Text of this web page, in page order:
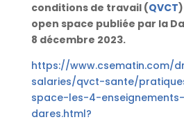
conditions de travail (QVCT
open space publiée par la
8 décembre 2023.
https://www.csematin.com/
salaries/qvct-sante/
space-les-4-
dares.html?